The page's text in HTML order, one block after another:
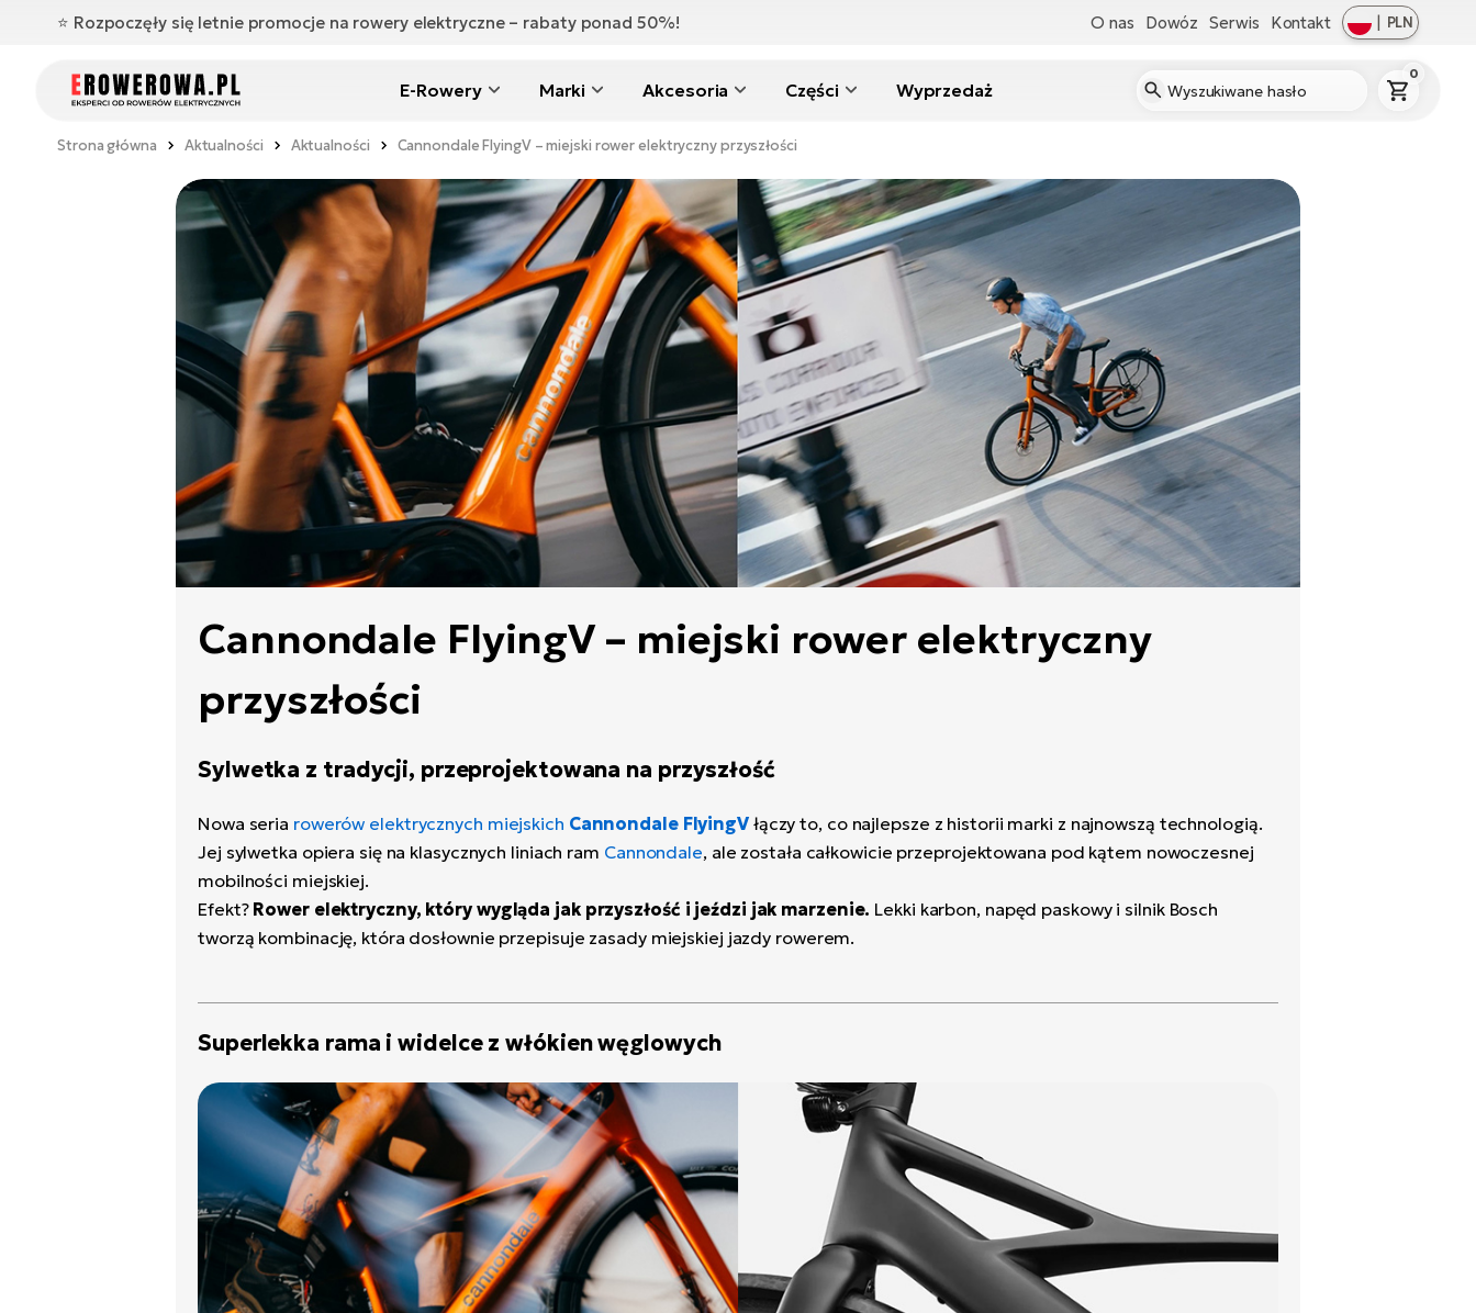
⭐️ Rozpoczęły się letnie promocje na rowery elektryczne – rabaty ponad 50%! O nas Dowóz Serwis Kontakt | PLN
E-Rowery Marki Akcesoria Części Wyprzedaż
0
Strona główna Aktualności Aktualności Cannondale FlyingV – miejski rower elektryczny przyszłości
Cannondale FlyingV – miejski rower elektryczny
przyszłości
Sylwetka z tradycji, przeprojektowana na przyszłość
Nowa seria rowerów elektrycznych miejskich Cannondale FlyingVłączy to, co najlepsze z historii marki z najnowszą technologią.
Jej sylwetka opiera się na klasycznych liniach ram Cannondale, ale została całkowicie przeprojektowana pod kątem nowoczesnej
mobilności miejskiej.
Efekt? Rower elektryczny, który wygląda jak przyszłość i jeździ jak marzenie. Lekki karbon, napęd paskowy i silnik Bosch
tworzą kombinację, która dosłownie przepisuje zasady miejskiej jazdy rowerem.
Superlekka rama i widelce z włókien węglowych